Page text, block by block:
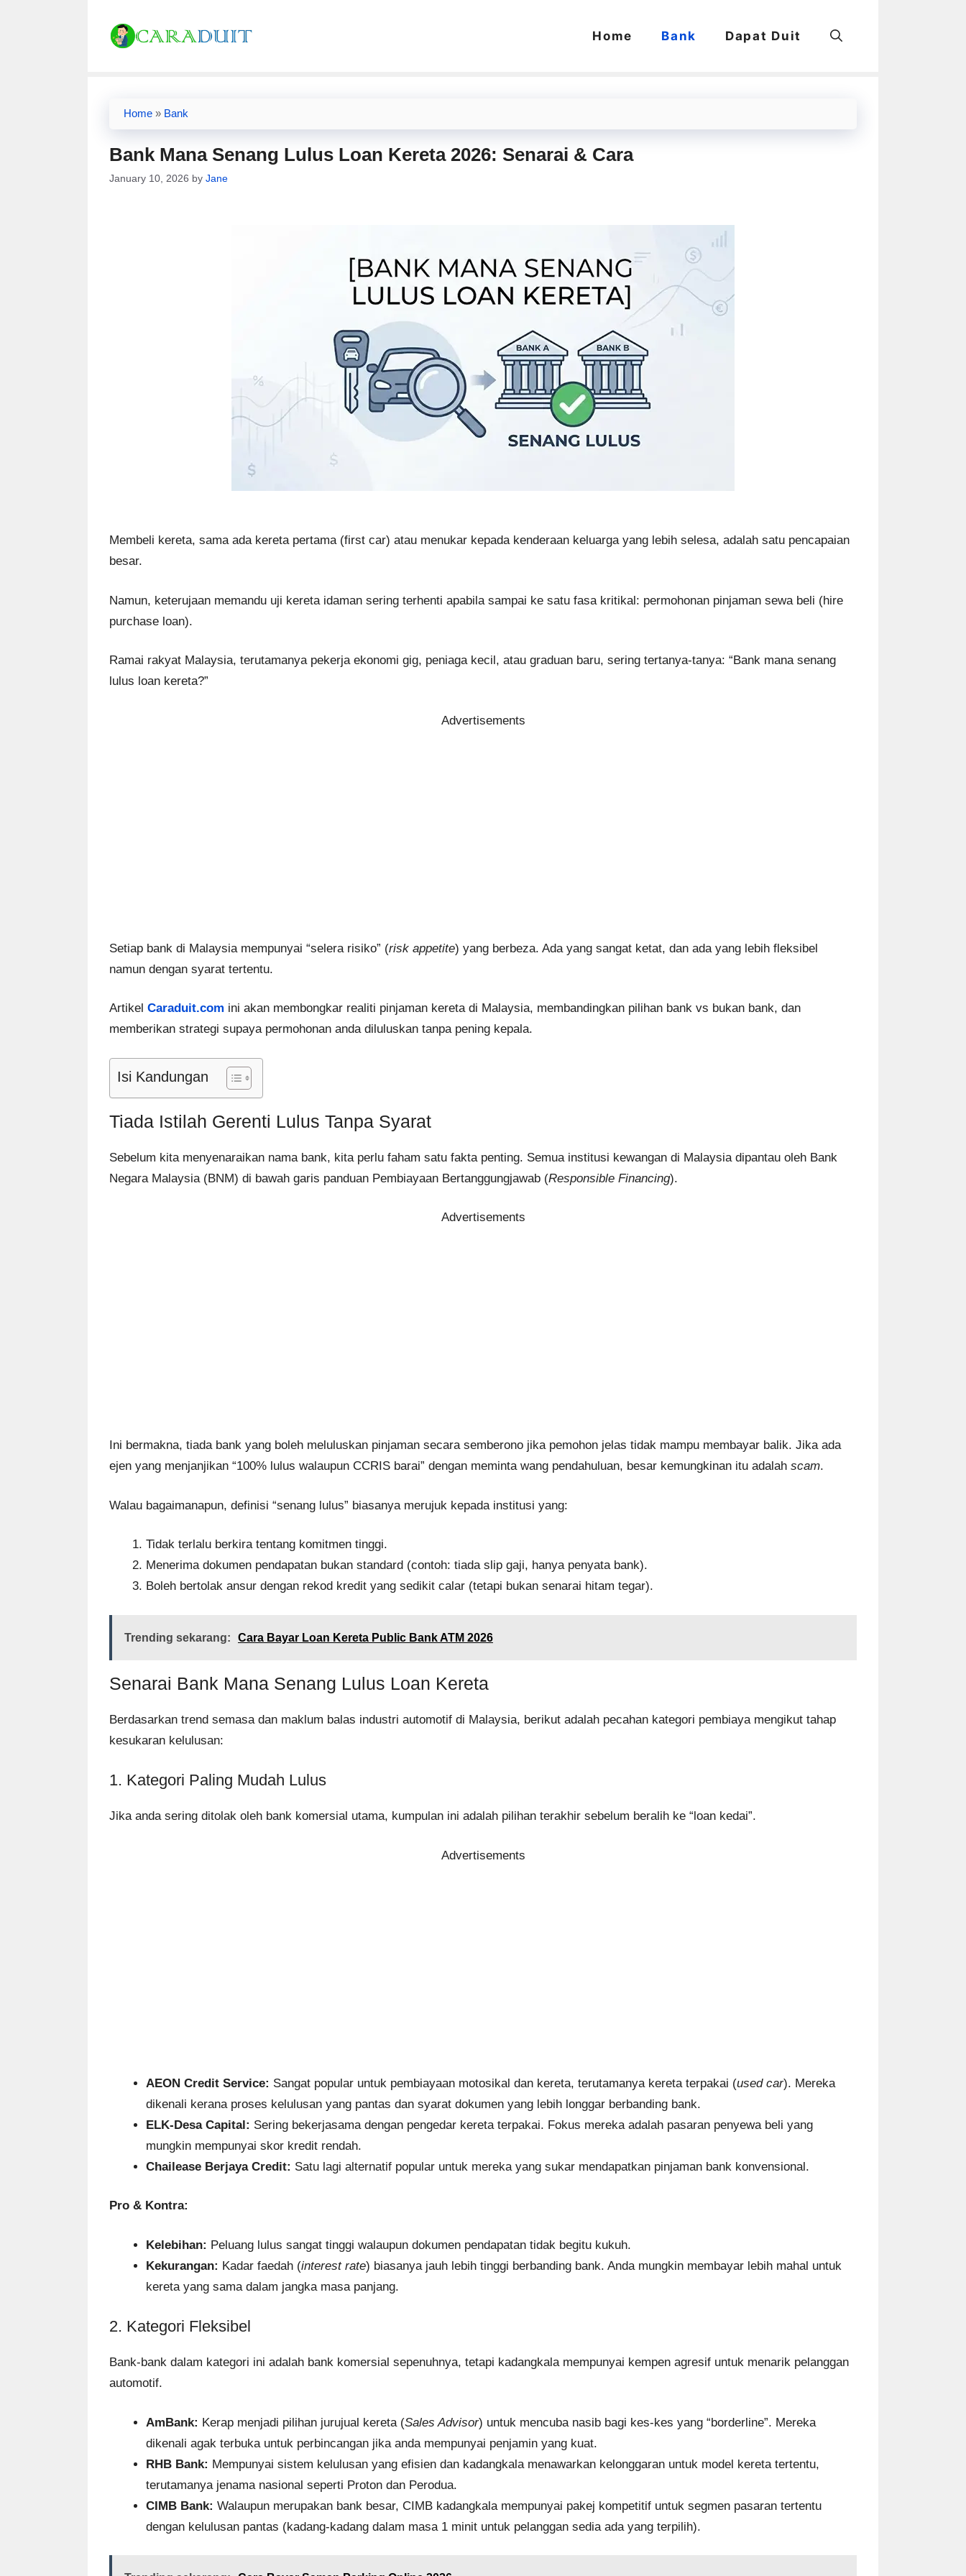
Home Bank Dapat Duit
Home » Bank
Bank Mana Senang Lulus Loan Kereta 2026: Senarai & Cara
January 10, 2026 by Jane
Membeli kereta, sama ada kereta pertama (first car) atau menukar kepada kenderaan keluarga yang lebih selesa, adalah satu pencapaian
besar.
Namun, keterujaan memandu uji kereta idaman sering terhenti apabila sampai ke satu fasa kritikal: permohonan pinjaman sewa beli (hire
purchase loan).
Ramai rakyat Malaysia, terutamanya pekerja ekonomi gig, peniaga kecil, atau graduan baru, sering tertanya-tanya: “Bank mana senang
lulus loan kereta?”
Advertisements
Setiap bank di Malaysia mempunyai “selera risiko” (risk appetite) yang berbeza. Ada yang sangat ketat, dan ada yang lebih fleksibel
namun dengan syarat tertentu.
Artikel Caraduit.com ini akan membongkar realiti pinjaman kereta di Malaysia, membandingkan pilihan bank vs bukan bank, dan
memberikan strategi supaya permohonan anda diluluskan tanpa pening kepala.
Isi Kandungan
Tiada Istilah Gerenti Lulus Tanpa Syarat
Sebelum kita menyenaraikan nama bank, kita perlu faham satu fakta penting. Semua institusi kewangan di Malaysia dipantau oleh Bank
Negara Malaysia (BNM) di bawah garis panduan Pembiayaan Bertanggungjawab (Responsible Financing).
Advertisements
Ini bermakna, tiada bank yang boleh meluluskan pinjaman secara semberono jika pemohon jelas tidak mampu membayar balik. Jika ada
ejen yang menjanjikan “100% lulus walaupun CCRIS barai” dengan meminta wang pendahuluan, besar kemungkinan itu adalah scam.
Walau bagaimanapun, definisi “senang lulus” biasanya merujuk kepada institusi yang:
Tidak terlalu berkira tentang komitmen tinggi.
Menerima dokumen pendapatan bukan standard (contoh: tiada slip gaji, hanya penyata bank).
Boleh bertolak ansur dengan rekod kredit yang sedikit calar (tetapi bukan senarai hitam tegar).
Trending sekarang: Cara Bayar Loan Kereta Public Bank ATM 2026
Senarai Bank Mana Senang Lulus Loan Kereta
Berdasarkan trend semasa dan maklum balas industri automotif di Malaysia, berikut adalah pecahan kategori pembiaya mengikut tahap
kesukaran kelulusan:
1. Kategori Paling Mudah Lulus
Jika anda sering ditolak oleh bank komersial utama, kumpulan ini adalah pilihan terakhir sebelum beralih ke “loan kedai”.
Advertisements
AEON Credit Service: Sangat popular untuk pembiayaan motosikal dan kereta, terutamanya kereta terpakai (used car). Mereka
dikenali kerana proses kelulusan yang pantas dan syarat dokumen yang lebih longgar berbanding bank.
ELK-Desa Capital: Sering bekerjasama dengan pengedar kereta terpakai. Fokus mereka adalah pasaran penyewa beli yang
mungkin mempunyai skor kredit rendah.
Chailease Berjaya Credit: Satu lagi alternatif popular untuk mereka yang sukar mendapatkan pinjaman bank konvensional.
Pro & Kontra:
Kelebihan: Peluang lulus sangat tinggi walaupun dokumen pendapatan tidak begitu kukuh.
Kekurangan: Kadar faedah (interest rate) biasanya jauh lebih tinggi berbanding bank. Anda mungkin membayar lebih mahal untuk
kereta yang sama dalam jangka masa panjang.
2. Kategori Fleksibel
Bank-bank dalam kategori ini adalah bank komersial sepenuhnya, tetapi kadangkala mempunyai kempen agresif untuk menarik pelanggan
automotif.
AmBank: Kerap menjadi pilihan jurujual kereta (Sales Advisor) untuk mencuba nasib bagi kes-kes yang “borderline”. Mereka
dikenali agak terbuka untuk perbincangan jika anda mempunyai penjamin yang kuat.
RHB Bank: Mempunyai sistem kelulusan yang efisien dan kadangkala menawarkan kelonggaran untuk model kereta tertentu,
terutamanya jenama nasional seperti Proton dan Perodua.
CIMB Bank: Walaupun merupakan bank besar, CIMB kadangkala mempunyai pakej kompetitif untuk segmen pasaran tertentu
dengan kelulusan pantas (kadang-kadang dalam masa 1 minit untuk pelanggan sedia ada yang terpilih).